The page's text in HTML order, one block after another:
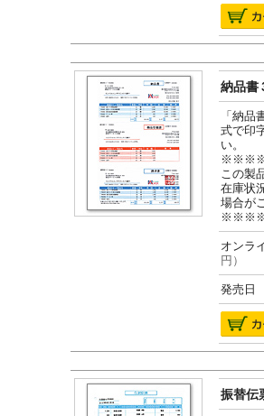
納品書
「納
式で印
い。
この製
在庫状
場合が
オン
円）
発売日
振替伝